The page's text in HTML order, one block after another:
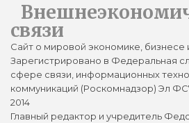
связи
Сайт о мировой экономике, бизнесе
Зарегистрировано в Федеральная
сфере связи, информационных
коммуникаций (Роскомнадзор) Эл
2014
Главный редактор и учредитель